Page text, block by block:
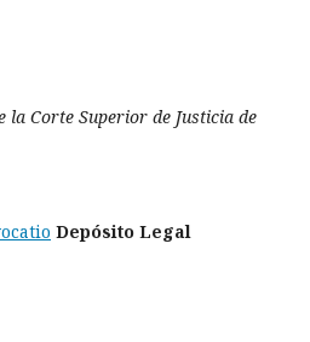
la Corte Superior de Justicia de
Depósito Legal